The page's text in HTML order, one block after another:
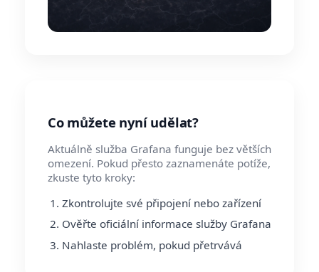
Co můžete nyní udělat?
Aktuálně služba Grafana funguje bez větších
omezení. Pokud přesto zaznamenáte potíže,
zkuste tyto kroky:
Zkontrolujte své připojení nebo zařízení
Ověřte oficiální informace služby Grafana
Nahlaste problém, pokud přetrvává